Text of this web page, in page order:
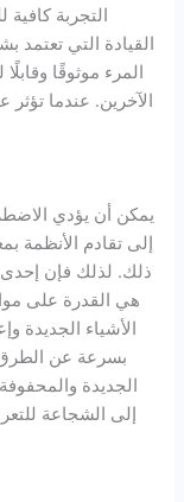
التجربة
القيادة التي
المرء موثوقًا
الآخرين. عندما
يمكن أن يؤدي
إلى تقادم الأنظمة
ذلك. لذلك فإن إحدى
هي القدرة على
الأشياء الجديدة
بسرعة عن الطرق
الجديدة
إلى الشجاعة